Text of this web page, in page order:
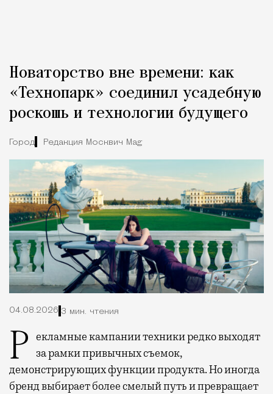
Новаторство вне времени: как
«Технопарк» соединил усадебную
роскошь и технологии будущего
Город Редакция Москвич Mag
04.08.2026 3 мин. чтения
Рекламные кампании техники редко выходят
за рамки привычных съемок,
демонстрирующих функции продукта. Но иногда
бренд выбирает более смелый путь и превращает